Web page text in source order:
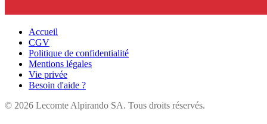
Accueil
CGV
Politique de confidentialité
Mentions légales
Vie privée
Besoin d'aide ?
© 2026 Lecomte Alpirando SA. Tous droits réservés.